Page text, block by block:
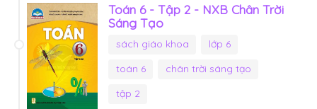
Toán 6 - Tập 2 - NXB Chân Trời
Sáng Tạo
sách giáo khoa
lớp 6
toán 6
chân trời sáng tạo
tập 2